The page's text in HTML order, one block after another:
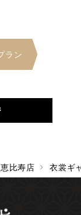
比寿店 衣裳ギ
ラン